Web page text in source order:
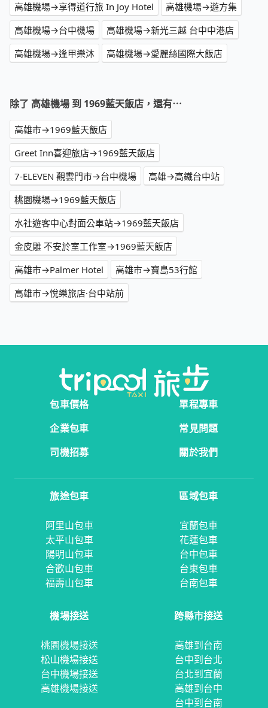
高雄機場→享得道行旅 In Joy Hotel
高雄機場→遊方集
高雄機場→台中機場
高雄機場→新光三越 台中中港店
高雄機場→逢甲樂沐
高雄機場→愛麗絲國際大飯店
除了 高雄機場 到 1969藍天飯店，還有⋯
高雄市→1969藍天飯店
Greet Inn喜迎旅店→1969藍天飯店
7-ELEVEN 觀雲門市→台中機場
高雄→高鐵台中站
桃園機場→1969藍天飯店
水社遊客中心對面公車站→1969藍天飯店
金皮雕 不安於室工作室→1969藍天飯店
高雄市→Palmer Hotel
高雄市→寶島53行館
高雄市→悅樂旅店·台中站前
包車價格
單程專車
企業包車
常見問題
司機招募
關於我們
旅途包車
阿里山包車
太平山包車
陽明山包車
合歡山包車
福壽山包車
區域包車
宜蘭包車
花蓮包車
台中包車
台東包車
台南包車
機場接送
桃園機場接送
松山機場接送
台中機場接送
高雄機場接送
跨縣市接送
高雄到台南
台中到台北
台北到宜蘭
高雄到台中
台中到台南